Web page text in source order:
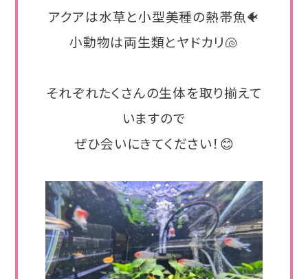
アクアは水草と小型美種の熱帯魚🐠
小動物は両生類とヤドカリ🐚
それぞれたくさんの生体を取り揃えて
いますので
ぜひ会いにきてください！😊